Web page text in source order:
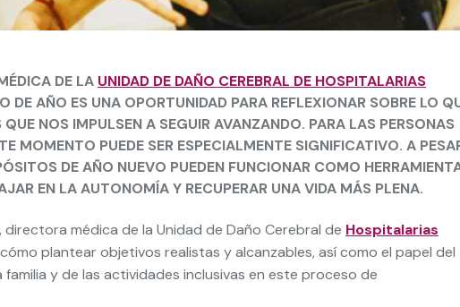
DE LA UNIDAD DE DAÑO CEREBRAL DE HOSPITALARIAS
DE AÑO ES UNA OPORTUNIDAD PARA REFLEXIONAR SOBRE LO
NOS IMPULSEN A SEGUIR AVANZANDO. PARA LAS PERSONAS
MOMENTO PUEDE SER ESPECIALMENTE SIGNIFICATIVO. A
DE AÑO NUEVO PUEDEN FUNCIONAR COMO
EN LA AUTONOMÍA Y RECUPERAR UNA VIDA MÁS PLENA.
directora médica de la Unidad de Daño Cerebral de Hospitalarias
plantear objetivos realistas y alcanzables, así como el papel del
y de las actividades inclusivas en este proceso de